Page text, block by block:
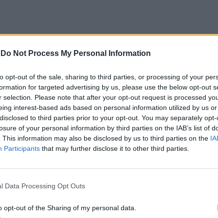
Do Not Process My Personal Information
opt-out of the sale, sharing to third parties, or processing of your
for targeted advertising by us, please use the below opt-out
selection. Please note that after your opt-out request is processed
interest-based ads based on personal information utilized by us
to third parties prior to your opt-out. You may separately
of your personal information by third parties on the IAB’s list of
This information may also be disclosed by us to third parties on the
Participants that may further disclose it to other third parties.
Data Processing Opt Outs
opt-out of the Sharing of my personal data.
Dias vai defrontar a britânica Indianna Spink,
parciais de 6-1 e 6-3.
Teresa Franco Dias foi a única a avançar.
num encontro equilibrado que terminou com os
set frente à lituana Iveta Dapkute, mas acabou
diante da britânica Summer Yardley por 7-5